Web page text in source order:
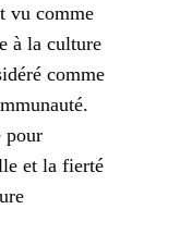
vu comme
à la culture
comme
pour
et la fierté